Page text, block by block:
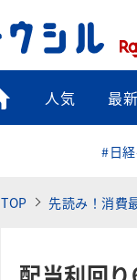
トップ
人気 最新
#日
TOP 先読み！消費